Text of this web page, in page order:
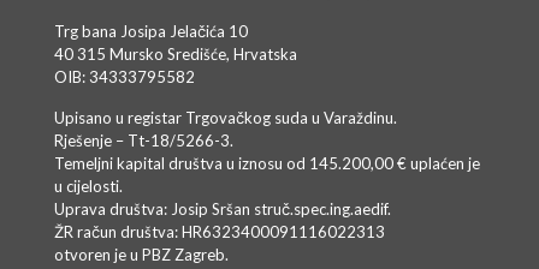
Trg bana Josipa Jelačića 10
40 315 Mursko Središće, Hrvatska
OIB: 34333795582
Upisano u registar Trgovačkog suda u Varaždinu.
Rješenje – Tt-18/5266-3.
Temeljni kapital društva u iznosu od 145.200,00 € uplaćen je
u cijelosti.
Uprava društva: Josip Sršan struč.spec.ing.aedif.
ŽR račun društva: HR6323400091116022313
otvoren je u PBZ Zagreb.